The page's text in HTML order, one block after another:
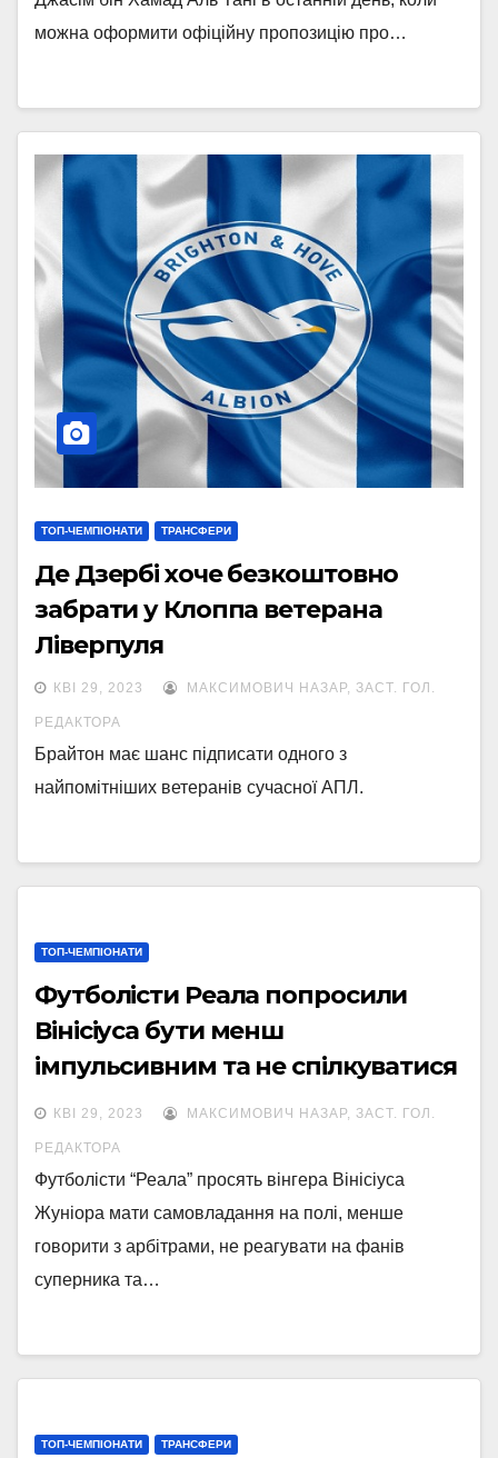
можна оформити офіційну пропозицію про…
ТОП-ЧЕМПІОНАТИ ТРАНСФЕРИ
Де Дзербі хоче безкоштовно
забрати у Клоппа ветерана
Ліверпуля
КВІ 29, 2023 МАКСИМОВИЧ НАЗАР, ЗАСТ. ГОЛ.
РЕДАКТОРА
Брайтон має шанс підписати одного з
найпомітніших ветеранів сучасної АПЛ.
ТОП-ЧЕМПІОНАТИ
Футболісти Реала попросили
Вінісіуса бути менш
імпульсивним та не спілкуватися
з арбітрами
КВІ 29, 2023 МАКСИМОВИЧ НАЗАР, ЗАСТ. ГОЛ.
РЕДАКТОРА
Футболісти “Реала” просять вінгера Вінісіуса
Жуніора мати самовладання на полі, менше
говорити з арбітрами, не реагувати на фанів
суперника та…
ТОП-ЧЕМПІОНАТИ ТРАНСФЕРИ